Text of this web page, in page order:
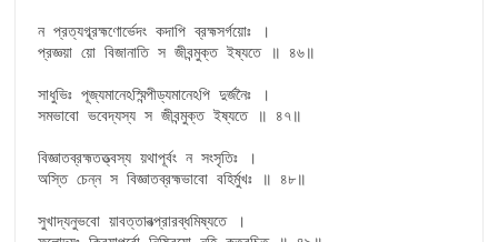
ন প্রত্যগ্ব্রহ্মণোর্ভেদং কদাপি ব্রহ্মসর্গয়োঃ ।
প্রজ্ঞয়া য়ো বিজানাতি স জীবন্মুক্ত ইষ্যতে ॥ ৪৬॥
সাধুভিঃ পূজ্যমানেঽস্মিন্পীড্যমানেঽপি দুর্জনৈঃ ।
সমভাবো ভবেদ্যস্য স জীবন্মুক্ত ইষ্যতে ॥ ৪৭॥
বিজ্ঞাতব্রহ্মতত্ত্বস্য য়থাপূর্বং ন সংসৃতিঃ ।
অস্তি চেন্ন স বিজ্ঞাতব্রহ্মভাবো বহির্মুখঃ ॥ ৪৮॥
সুখাদ্যনুভবো য়াবত্তাবত্প্রারব্ধমিষ্যতে ।